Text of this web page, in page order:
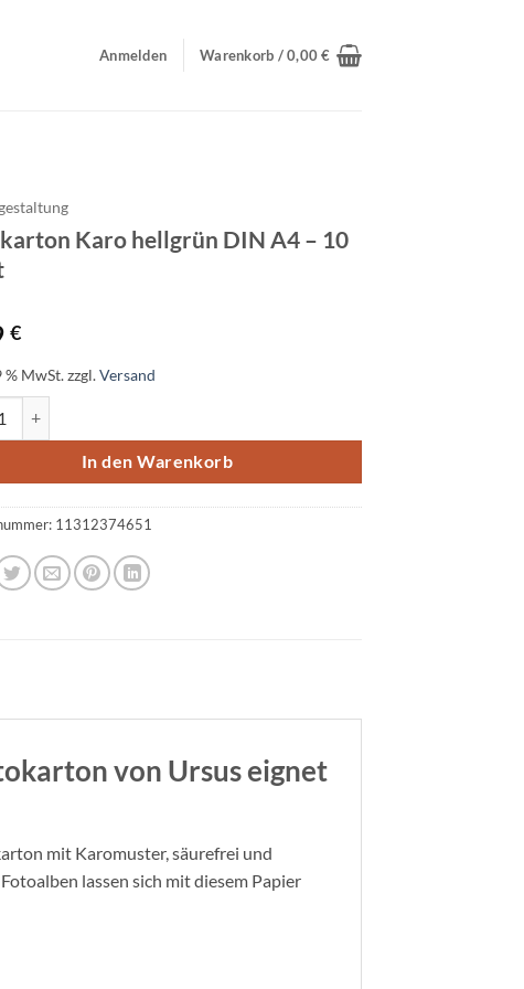
Anmelden Warenkorb /0,00€
Karo hellgrün DIN A4 – 10
€
% MwSt.zzgl.Versand
In den Warenkorb
11312374651
von Ursus eignet
mit Karomuster, säurefrei und
lassen sich mit diesem Papier